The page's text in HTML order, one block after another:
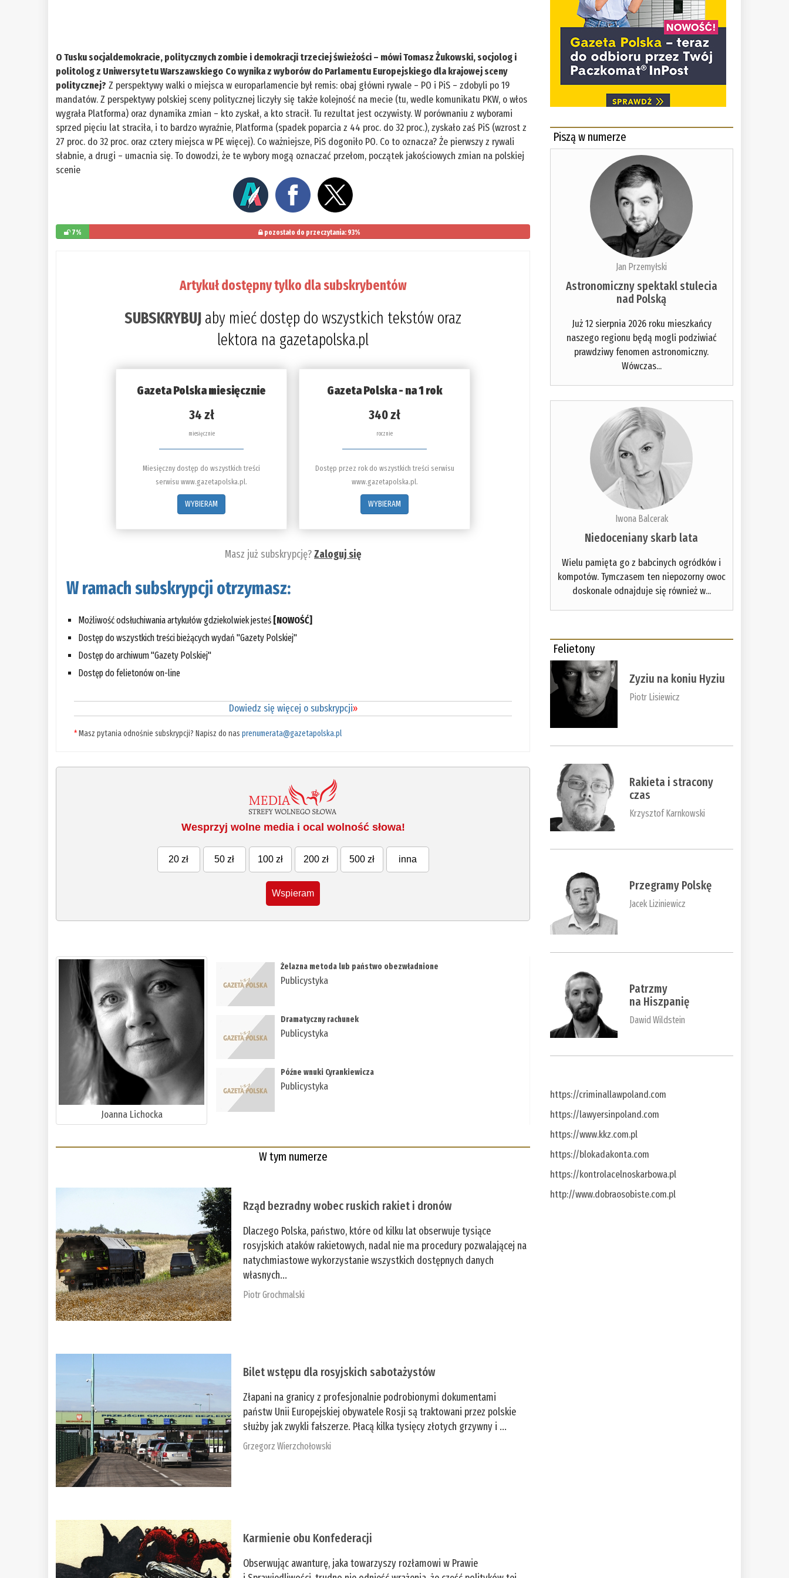
O Tusku socjaldemokracie, politycznych zombie i demokracji trzeciej świeżości – mówi Tomasz Żukowski, socjolog i
politolog z Uniwersytetu Warszawskiego Co wynika z wyborów do Parlamentu Europejskiego dla krajowej sceny
politycznej? Z perspektywy walki o miejsca w europarlamencie był remis: obaj główni rywale – PO i PiS – zdobyli po 19
mandatów. Z perspektywy polskiej sceny politycznej liczyły się także kolejność na mecie (tu, wedle komunikatu PKW, o włos
wygrała Platforma) oraz dynamika zmian – kto zyskał, a kto stracił. Tu rezultat jest oczywisty. W porównaniu z wyborami
sprzed pięciu lat straciła, i to bardzo wyraźnie, Platforma (spadek poparcia z 44 proc. do 32 proc.), zyskało zaś PiS (wzrost z
27 proc. do 32 proc. oraz cztery miejsca w PE więcej). Co ważniejsze, PiS dogoniło PO. Co to oznacza? Że pierwszy z rywali
słabnie, a drugi – umacnia się. To dowodzi, że te wybory mogą oznaczać przełom, początek jakościowych zmian na polskiej
scenie
7% pozostało do przeczytania: 93%
Artykuł dostępny tylko dla subskrybentów
SUBSKRYBUJ aby mieć dostęp do wszystkich tekstów oraz
lektora na gazetapolska.pl
Gazeta Polska miesięcznie
34 zł
miesięcznie
Miesięczny dostęp do wszystkich treści
serwisu www.gazetapolska.pl.
WYBIERAM
Gazeta Polska - na 1 rok
340 zł
rocznie
Dostęp przez rok do wszystkich treści serwisu
www.gazetapolska.pl.
WYBIERAM
Masz już subskrypcję?Zaloguj się
W ramach subskrypcji otrzymasz:
Możliwość odsłuchiwania artykułów gdziekolwiek jesteś [NOWOŚĆ]
Dostęp do wszystkich treści bieżących wydań "Gazety Polskiej"
Dostęp do archiwum "Gazety Polskiej"
Dostęp do felietonów on-line
Dowiedz się więcej o subskrypcji»
*Masz pytania odnośnie subskrypcji? Napisz do nasprenumerata@gazetapolska.pl
Wesprzyj wolne media i ocal wolność słowa!
20 zł 50 zł 100 zł 200 zł 500 zł inna
Wspieram
Joanna Lichocka
Żelazna metoda lub państwo obezwładnione
Publicystyka
Dramatyczny rachunek
Publicystyka
Późne wnuki Cyrankiewicza
Publicystyka
W tym numerze
Rząd bezradny wobec ruskich rakiet i dronów
Dlaczego Polska, państwo, które od kilku lat obserwuje tysiące
rosyjskich ataków rakietowych, nadal nie ma procedury pozwalającej na
natychmiastowe wykorzystanie wszystkich dostępnych danych
własnych...
Piotr Grochmalski
Bilet wstępu dla rosyjskich sabotażystów
Złapani na granicy z profesjonalnie podrobionymi dokumentami
państw Unii Europejskiej obywatele Rosji są traktowani przez polskie
służby jak zwykli fałszerze. Płacą kilka tysięcy złotych grzywny i ...
Grzegorz Wierzchołowski
Karmienie obu Konfederacji
Obserwując awanturę, jaka towarzyszy rozłamowi w Prawie
Piszą w numerze
Jan Przemyłski
Astronomiczny spektakl stulecia
nad Polską
Już 12 sierpnia 2026 roku mieszkańcy
naszego regionu będą mogli podziwiać
prawdziwy fenomen astronomiczny.
Wówczas...
Iwona Balcerak
Niedoceniany skarb lata
Wielu pamięta go z babcinych ogródków i
kompotów. Tymczasem ten niepozorny owoc
doskonale odnajduje się również w...
Felietony
Zyziu na koniu Hyziu
Piotr Lisiewicz
Rakieta i stracony
czas
Krzysztof Karnkowski
Przegramy Polskę
Jacek Liziniewicz
Patrzmy
na Hiszpanię
Dawid Wildstein
https://criminallawpoland.com
https://lawyersinpoland.com
https://www.kkz.com.pl
https://blokadakonta.com
https://kontrolacelnoskarbowa.pl
http://www.dobraosobiste.com.pl